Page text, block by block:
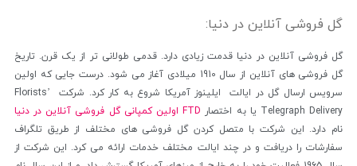
گل فروشی آنلاین در دنیا:
گل فروشی آنلاین در دنیا قدمت زیادی دارد. قدمی طولانی تر از یک قرن. تاریخ
گل فروشی های آنلاین از سال 1910 میلادی آغاز می شود. درست جایی که اولین
سرویس ارسال گل در ایالت ایلینوز آمریکا شروع به کار کرد. شرکت Florists’
Telegraph Delivery یا به اختصار
FTD اولین کمپانی گل فروشی آنلاین در دنیا
نام دارد. این شرکت با متصل کردن گل فروشی های مختلف از طریق تلگراف
سفارشات را دریافت و در چند ایالت مختلف خدمات ارائه می کرد. این شرکت از